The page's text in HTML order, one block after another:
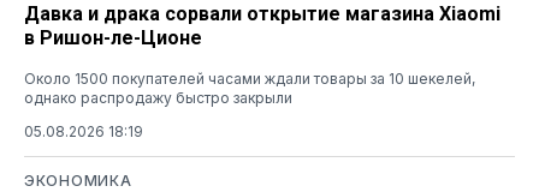
Давка и драка сорвали открытие магазина Xiaomi
в Ришон-ле-Ционе
Около 1500 покупателей часами ждали товары за 10 шекелей,
однако распродажу быстро закрыли
05.08.2026 18:19
ЭКОНОМИКА